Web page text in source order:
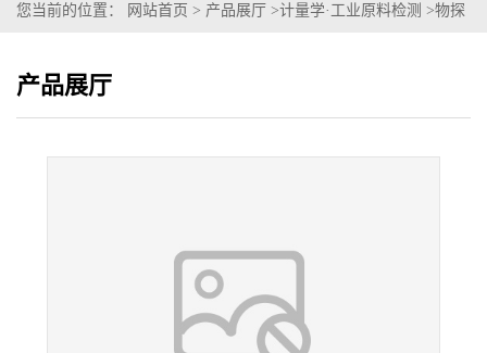
您当前的位置： 网站首页 > 产品展厅 >计量学·工业原料检测 >物探
产品展厅